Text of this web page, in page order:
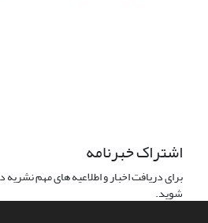
اشتراک خبرنامه
برای دریافت اخبار و اطلاعیه های مهم
شوید.